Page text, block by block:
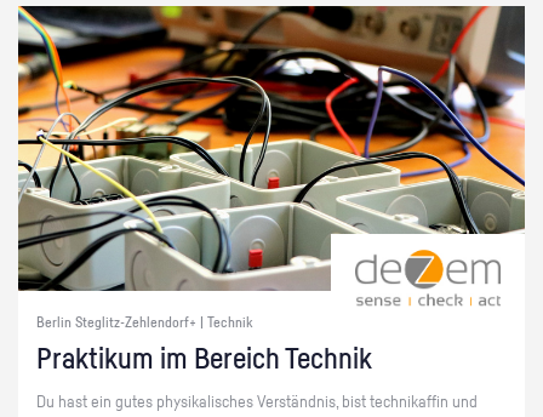
Berlin Steglitz-Zehlendorf+ | Technik
Prak­ti­kum im Be­reich Tech­nik
Du hast ein gutes phy­si­ka­li­sches Ver­ständ­nis, bist tech­ni­kaf­fin und